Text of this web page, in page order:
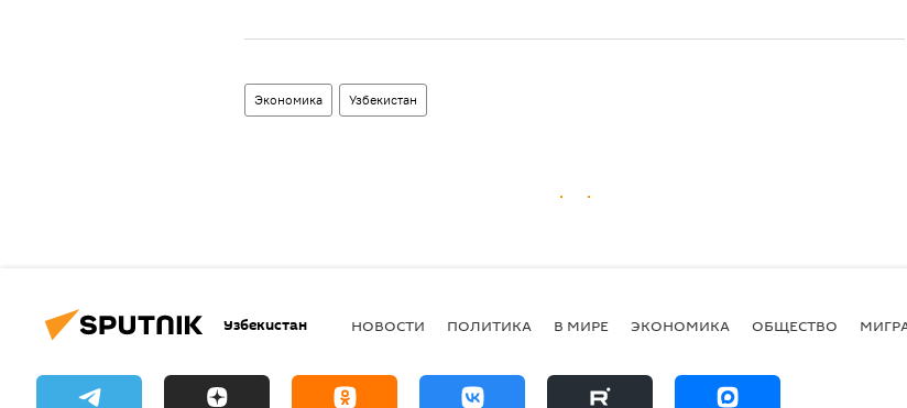
Экономика Узбекистан
Узбекистан НОВОСТИ ПОЛИТИКА В МИРЕ ЭКОНОМИКА ОБЩЕСТВО